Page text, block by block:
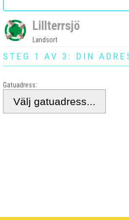
Lillterrsjö
Landsort
STEG 1 AV 3: DIN
Gatuadress: